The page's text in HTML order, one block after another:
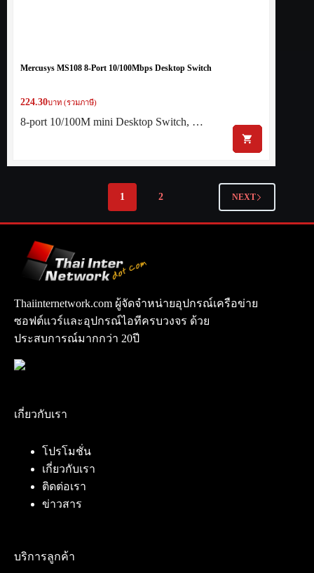
Mercusys MS108 8-Port 10/100Mbps Desktop Switch
224.30บาท (รวมภาษี)
8-port 10/100M mini Desktop Switch, …
1 2 NEXT
Thaiinternetwork.com ผู้จัดจำหน่ายอุปกรณ์เครือข่าย
ซอฟต์แวร์และอุปกรณ์ไอทีครบวงจร ด้วย
ประสบการณ์มากกว่า 20ปี
เกี่ยวกับเรา
โปรโมชั่น
เกี่ยวกับเรา
ติดต่อเรา
ข่าวสาร
บริการลูกค้า